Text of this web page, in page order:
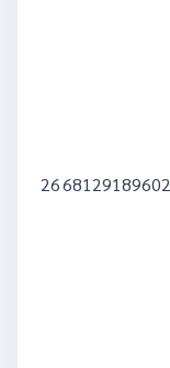
2668129189602